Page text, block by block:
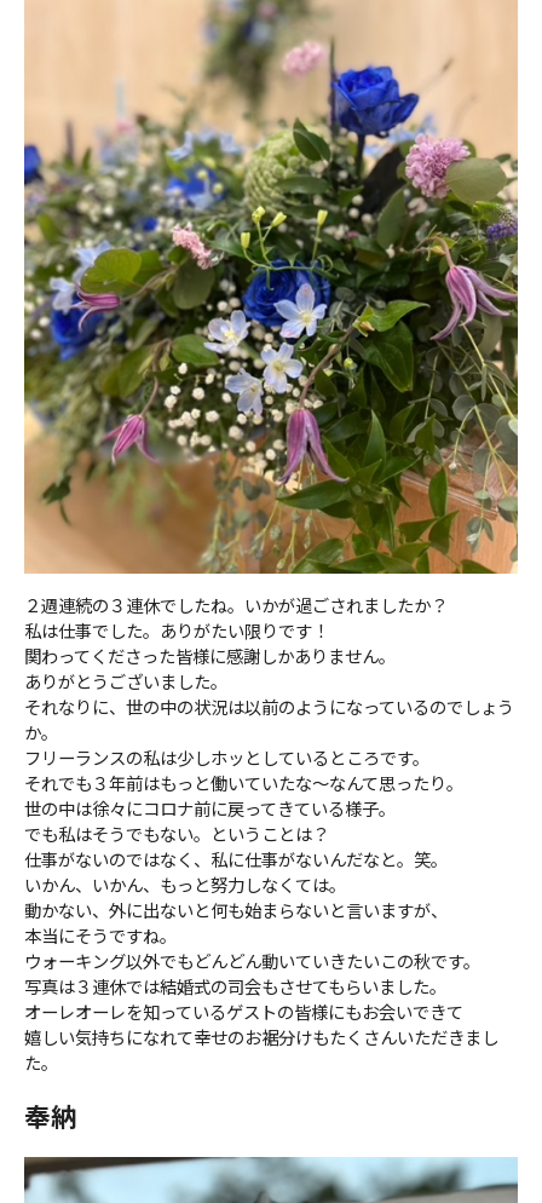
２週連続の３連休でしたね。いかが過ごされましたか？
私は仕事でした。ありがたい限りです！
関わってくださった皆様に感謝しかありません。
ありがとうございました。
それなりに、世の中の状況は以前のようになっているのでしょう
か。
フリーランスの私は少しホッとしているところです。
それでも３年前はもっと働いていたな〜なんて思ったり。
世の中は徐々にコロナ前に戻ってきている様子。
でも私はそうでもない。ということは？
仕事がないのではなく、私に仕事がないんだなと。笑。
いかん、いかん、もっと努力しなくては。
動かない、外に出ないと何も始まらないと言いますが、
本当にそうですね。
ウォーキング以外でもどんどん動いていきたいこの秋です。
写真は３連休では結婚式の司会もさせてもらいました。
オーレオーレを知っているゲストの皆様にもお会いできて
嬉しい気持ちになれて幸せのお裾分けもたくさんいただきまし
た。
奉納